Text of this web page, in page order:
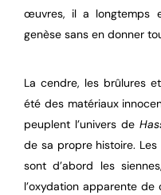
œuvres, il a longtemps
genèse sans en donner
La cendre, les brûlures
été des matériaux
peuplent l’univers de
de sa propre histoire.
sont d’abord les
l’oxydation apparente